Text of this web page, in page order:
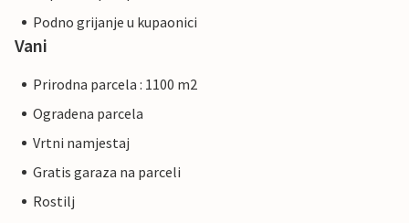
Podno grijanje u kupaonici
Vani
Prirodna parcela : 1100 m2
Ogradena parcela
Vrtni namjestaj
Gratis garaza na parceli
Rostilj